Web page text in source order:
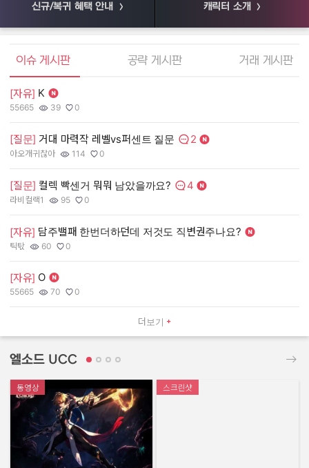
신규/복귀 혜택 안내 캐릭터 소개
엘소드 커뮤니티
이슈 게시판 공략 게시판 거래 게시판
더보기
[자유] K
작성자:
55665
조회수:
39
추천수:
0
[질문] 거대 마력작 레벨vs퍼센트 질문 댓글수:
2
작성자:
아오개귀찮아
조회수:
114
추천수:
0
[질문] 컬렉 빡센거 뭐뭐 남았을까요? 댓글수:
4
작성자:
라비컬랙1
조회수:
95
추천수:
0
[자유] 담주밸패 한번더하던데 저것도 직변권주나요?
작성자:
틱탃
조회수:
60
추천수:
0
[자유] O
작성자:
55665
조회수:
70
추천수:
0
엘소드 UCC
동영상 스크린샷